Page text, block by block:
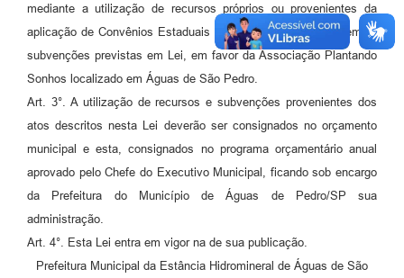
mediante a utilização de recursos próprios ou provenientes da
aplicação de Convênios Estaduais e Federais, bem como demais
subvenções previstas em Lei, em favor da Associação Plantando
Sonhos localizado em Águas de São Pedro.
Art. 3°. A utilização de recursos e subvenções provenientes dos
atos descritos nesta Lei deverão ser consignados no orçamento
municipal e esta, consignados no programa orçamentário anual
aprovado pelo Chefe do Executivo Municipal, ficando sob encargo
da Prefeitura do Município de Águas de Pedro/SP sua
administração.
Art. 4°. Esta Lei entra em vigor na de sua publicação.
Prefeitura Municipal da Estância Hidromineral de Águas de São